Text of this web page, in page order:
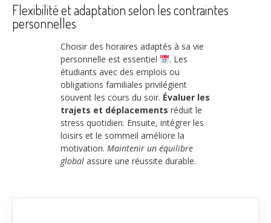
Flexibilité et adaptation selon les contraintes
personnelles
Choisir des horaires adaptés à sa vie
personnelle est essentiel
. Les
étudiants avec des emplois ou
obligations familiales privilégient
souvent les cours du soir. Évaluer les
trajets et déplacements réduit le
stress quotidien. Ensuite, intégrer les
loisirs et le sommeil améliore la
motivation. Maintenir un équilibre
global assure une réussite durable.